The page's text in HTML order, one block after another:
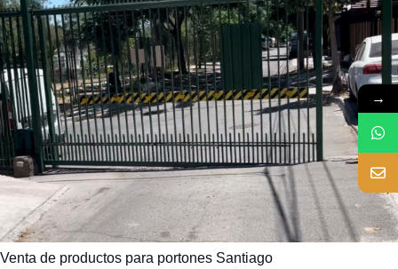
Venta de productos para portones Santiago
→